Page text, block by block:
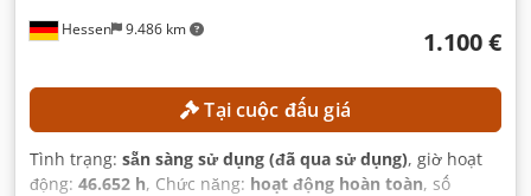
Hessen 9.486 km 1.100 €
Tại cuộc đấu giá
Tình trạng: sẵn sàng sử dụng (đã qua sử dụng), giờ hoạt
động: 46.652 h, Chức năng: hoạt động hoàn toàn, số